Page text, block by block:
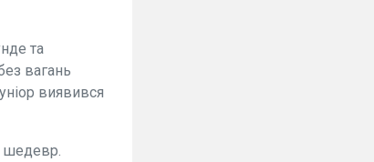
та
вагань
виявився
шедевр.